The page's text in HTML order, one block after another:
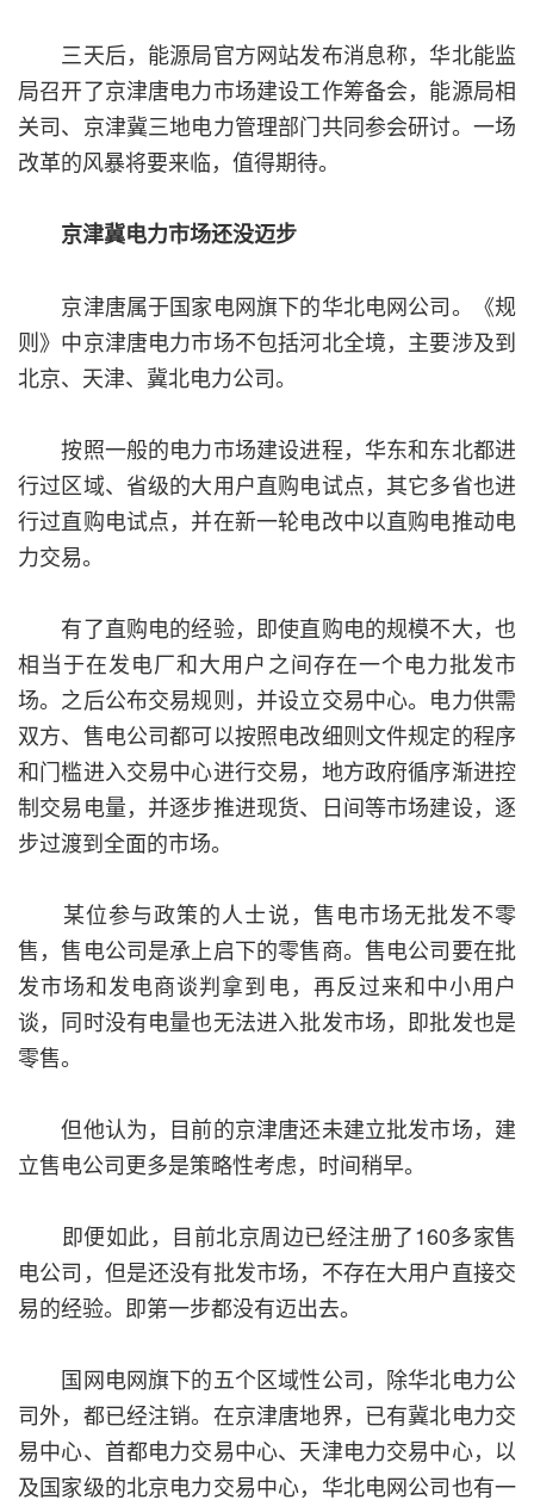
三天后，能源局官方网站发布消息称，华北能监
局召开了京津唐电力市场建设工作筹备会，能源局相
关司、京津冀三地电力管理部门共同参会研讨。一场
改革的风暴将要来临，值得期待。
京津冀电力市场还没迈步
京津唐属于国家电网旗下的华北电网公司。《规
则》中京津唐电力市场不包括河北全境，主要涉及到
北京、天津、冀北电力公司。
按照一般的电力市场建设进程，华东和东北都进
行过区域、省级的大用户直购电试点，其它多省也进
行过直购电试点，并在新一轮电改中以直购电推动电
力交易。
有了直购电的经验，即使直购电的规模不大，也
相当于在发电厂和大用户之间存在一个电力批发市
场。之后公布交易规则，并设立交易中心。电力供需
双方、售电公司都可以按照电改细则文件规定的程序
和门槛进入交易中心进行交易，地方政府循序渐进控
制交易电量，并逐步推进现货、日间等市场建设，逐
步过渡到全面的市场。
某位参与政策的人士说，售电市场无批发不零
售，售电公司是承上启下的零售商。售电公司要在批
发市场和发电商谈判拿到电，再反过来和中小用户
谈，同时没有电量也无法进入批发市场，即批发也是
零售。
但他认为，目前的京津唐还未建立批发市场，建
立售电公司更多是策略性考虑，时间稍早。
即便如此，目前北京周边已经注册了160多家售
电公司，但是还没有批发市场，不存在大用户直接交
易的经验。即第一步都没有迈出去。
国网电网旗下的五个区域性公司，除华北电力公
司外，都已经注销。在京津唐地界，已有冀北电力交
易中心、首都电力交易中心、天津电力交易中心，以
及国家级的北京电力交易中心，华北电网公司也有一